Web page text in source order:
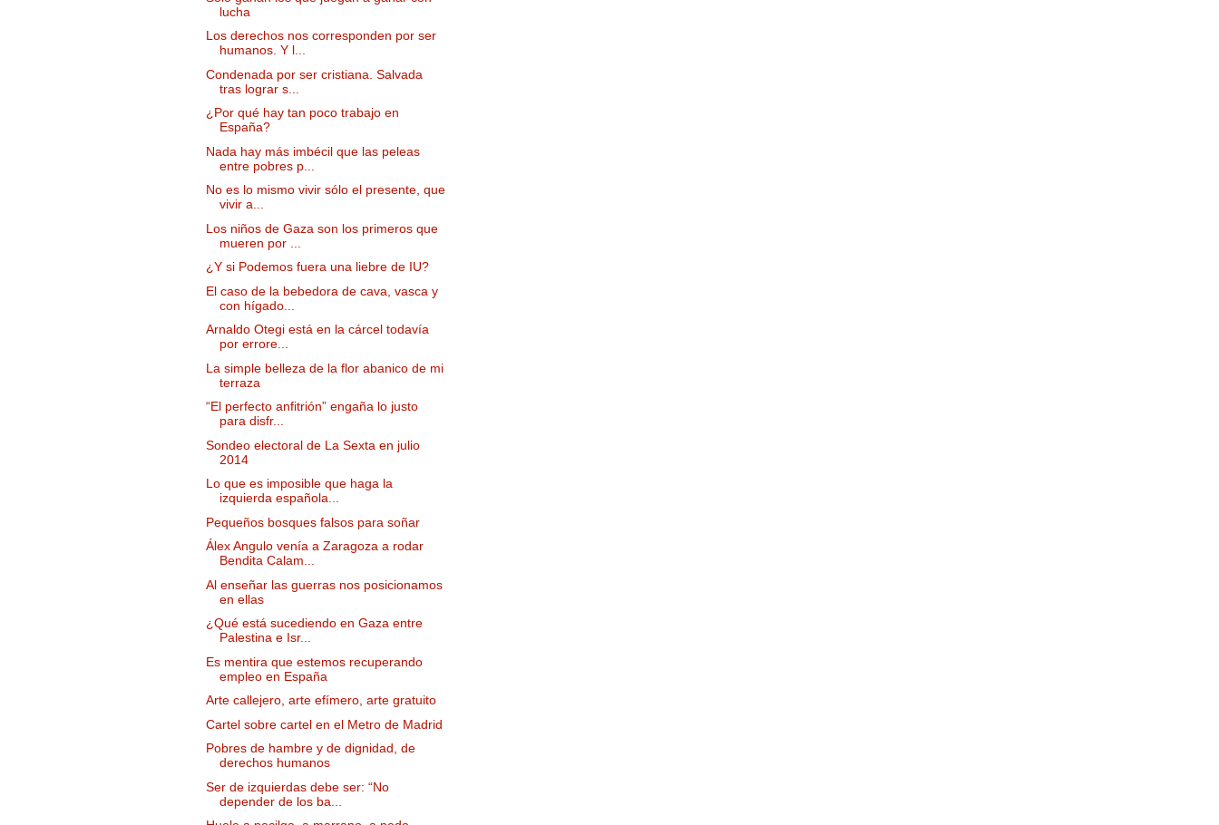
lucha
Los derechos nos corresponden por ser
humanos. Y l...
Condenada por ser cristiana. Salvada
tras lograr s...
¿Por qué hay tan poco trabajo en
España?
Nada hay más imbécil que las peleas
entre pobres p...
No es lo mismo vivir sólo el presente, que
vivir a...
Los niños de Gaza son los primeros que
mueren por ...
¿Y si Podemos fuera una liebre de IU?
El caso de la bebedora de cava, vasca y
con hígado...
Arnaldo Otegi está en la cárcel todavía
por errore...
La simple belleza de la flor abanico de mi
terraza
“El perfecto anfitrión” engaña lo justo
para disfr...
Sondeo electoral de La Sexta en julio
2014
Lo que es imposible que haga la
izquierda española...
Pequeños bosques falsos para soñar
Álex Angulo venía a Zaragoza a rodar
Bendita Calam...
Al enseñar las guerras nos posicionamos
en ellas
¿Qué está sucediendo en Gaza entre
Palestina e Isr...
Es mentira que estemos recuperando
empleo en España
Arte callejero, arte efímero, arte gratuito
Cartel sobre cartel en el Metro de Madrid
Pobres de hambre y de dignidad, de
derechos humanos
Ser de izquierdas debe ser: “No
depender de los ba...